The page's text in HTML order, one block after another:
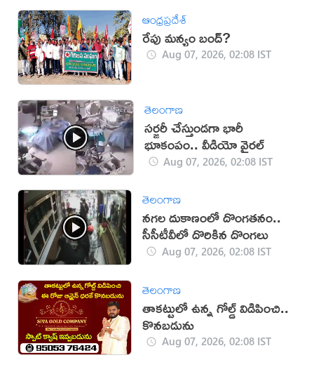
ఆంధ్రప్రదేశ్
రేపు మన్యం బంద్‌?
Aug 07, 2026, 02:08 IST
తెలంగాణ
సర్జరీ చేస్తుండగా భారీ
భూకంపం.. వీడియో వైరల్
Aug 07, 2026, 02:08 IST
తెలంగాణ
నగల దుకాణంలో దొంగతనం..
సీసీటీవీలో దొరికిన దొంగలు
Aug 07, 2026, 02:08 IST
తెలంగాణ
తాకట్టులో ఉన్న గోల్డ్ విడిపించి..
కొనబడును
Aug 07, 2026, 02:08 IST